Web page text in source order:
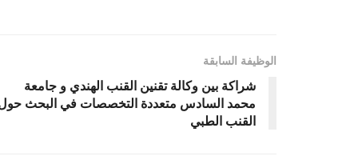
الوظيفة السابقة
شراكة بين وكالة تقنين القنب الهندي و جامعة
محمد السادس متعددة التخصصات في البحث
القنب الطبي